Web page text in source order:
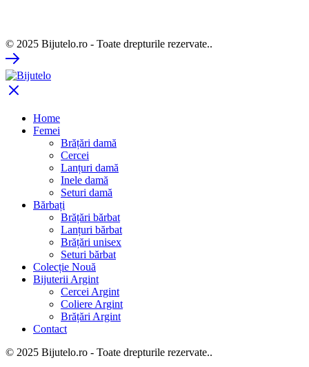
© 2025 Bijutelo.ro - Toate drepturile rezervate..
Home
Femei
Brățări damă
Cercei
Lanțuri damă
Inele damă
Seturi damă
Bărbați
Brățări bărbat
Lanțuri bărbat
Brățări unisex
Seturi bărbat
Colecție Nouă
Bijuterii Argint
Cercei Argint
Coliere Argint
Brățări Argint
Contact
© 2025 Bijutelo.ro - Toate drepturile rezervate..